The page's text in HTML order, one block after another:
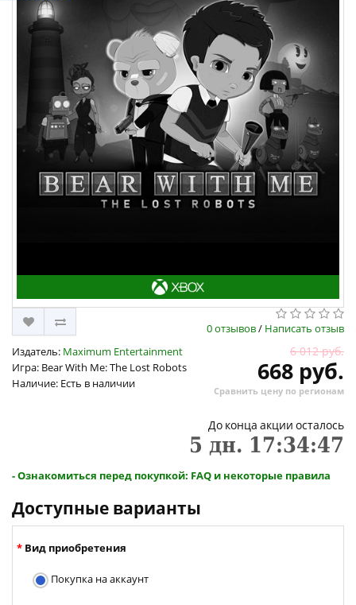
0 отзывов/ Написать отзыв
Издатель: Maximum Entertainment
Игра: Bear With Me: The Lost Robots
Наличие: Есть в наличии
6 012 руб.
668 руб.
Сравнить цену по регионам
До конца акции осталось
5 дн. 17:34:47
- Ознакомиться перед покупкой: FAQ и некоторые правила
Доступные варианты
Вид приобретения
Покупка на аккаунт